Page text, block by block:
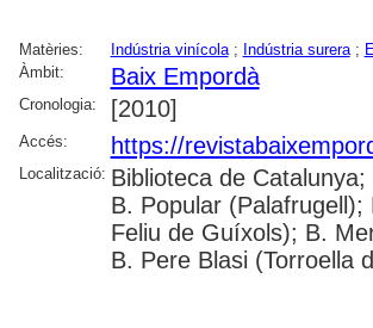
Matèries: Indústria vinícola; Indústria surera;
Àmbit:
Baix Empordà
Cronologia: [2010]
Accés: https://
Localització: Biblioteca de
B. Popular
Feliu de Guíxols); B.
B. Pere Blasi (Torroella